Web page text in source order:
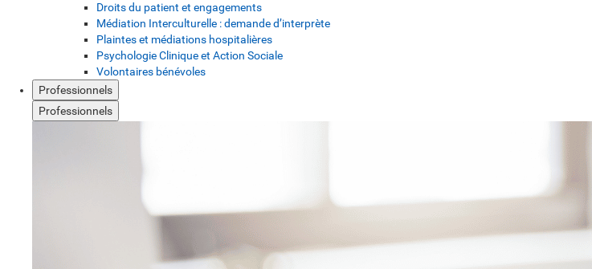
Droits du patient et engagements
Médiation Interculturelle : demande d’interprète
Plaintes et médiations hospitalières
Psychologie Clinique et Action Sociale
Volontaires bénévoles
Professionnels
Professionnels